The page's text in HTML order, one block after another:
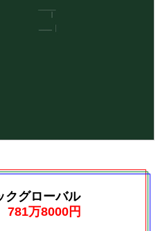
クグローバル
781万8000円